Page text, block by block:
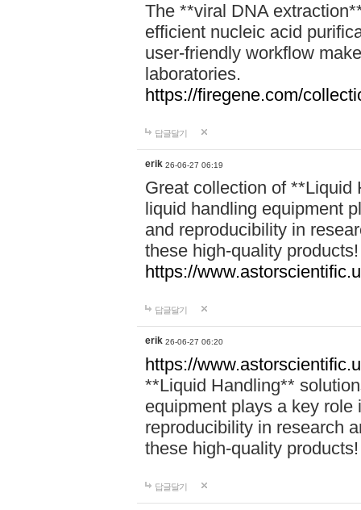
The **viral DNA
efficient nucleic acid
user-friendly workflow
laboratories.
https://firegene.com/
답글달기
erik 26-06-27 06:19
Great collection of **Liquid
liquid handling equipment
and reproducibility in
these high-quality products!
https://
답글달기
erik 26-06-27 06:20
https://
**Liquid Handling**
equipment plays a key role
reproducibility in research
these high-quality products!
답글달기